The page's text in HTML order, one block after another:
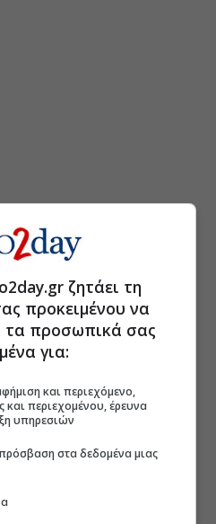
ζητάει τη
προκειμένου να
τα προσωπικά σας
για:
και περιεχόμενο,
και περιεχομένου, έρευνα
υπηρεσιών
στα δεδομένα μιας